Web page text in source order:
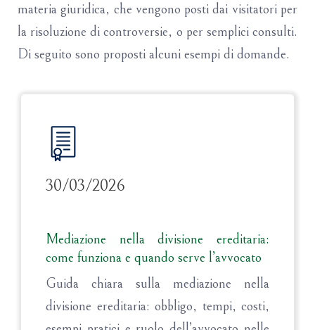
materia giuridica, che vengono posti dai visitatori per
la risoluzione di controversie, o per semplici consulti.
Di seguito sono proposti alcuni esempi di domande.
30/03/2026
Mediazione nella divisione ereditaria:
come funziona e quando serve l’avvocato
Guida chiara sulla mediazione nella
divisione ereditaria: obbligo, tempi, costi,